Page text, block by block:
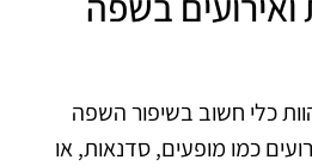
כלי חשוב בשיפור השפה
כמו מופעים, סדנאות, או